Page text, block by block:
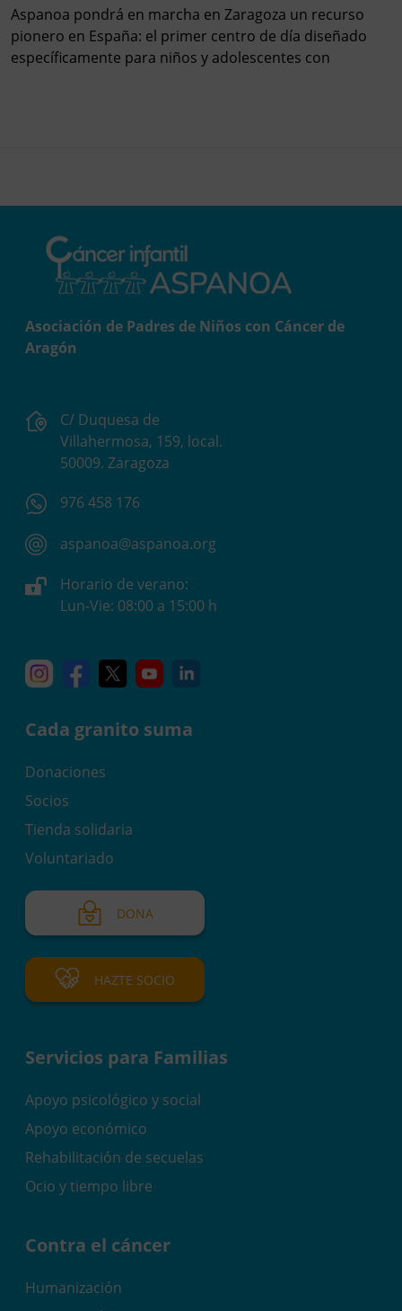
Aspanoa pondrá en marcha en Zaragoza un recurso
pionero en España: el primer centro de día diseñado
específicamente para niños y adolescentes con
Asociación de Padres de Niños con Cáncer de
Aragón
C/ Duquesa de
Villahermosa, 159, local.
50009. Zaragoza
976 458 176
aspanoa@aspanoa.org
Horario de verano:
Lun-Vie: 08:00 a 15:00 h
InstagramFacebook
X YouTube
Cada granito suma
Donaciones
Socios
Tienda solidaria
Voluntariado
DONA
HAZTE SOCIO
Servicios para Familias
Apoyo psicológico y social
Apoyo económico
Rehabilitación de secuelas
Ocio y tiempo libre
Contra el cáncer
Humanización